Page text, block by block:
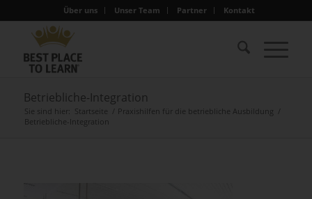
Über uns Unser Team Partner Kontakt
Betriebliche-Integration
Sie sind hier: Startseite / Praxishilfen für die betriebliche Ausbildung /
Betriebliche-Integration